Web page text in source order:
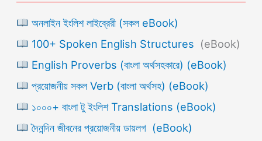
অনলাইন ইংলিশ লাইব্রেরী (সকল eBook)
100+ Spoken English Structures (eBook)
English Proverbs (বাংলা অর্থসহকারে) (eBook)
প্রয়োজনীয় সকল Verb (বাংলা অর্থসহ) (eBook)
১০০০+ বাংলা টু ইংলিশ Translations (eBook)
দৈনন্দিন জীবনের প্রয়োজনীয় ডায়লগ (eBook)